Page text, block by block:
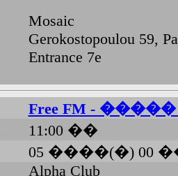
Mosaic
Gerokostopoulou 59,
Entrance 7e
Free FM -
11:00 ��
05 ����(�) 00
Alpha Club